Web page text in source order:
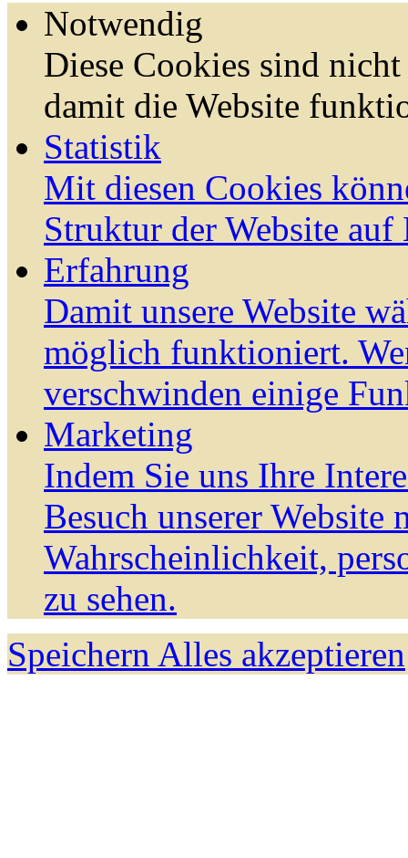
Notwendig
Diese Cookies sind
damit die Website
Statistik
Mit diesen Cookies
Struktur der Website auf
Erfahrung
Damit unsere Website
möglich funktioniert.
verschwinden einige
Marketing
Indem Sie uns Ihre
Besuch unserer Website
Wahrscheinlichkeit,
zu sehen.
Speichern Alles akzeptieren